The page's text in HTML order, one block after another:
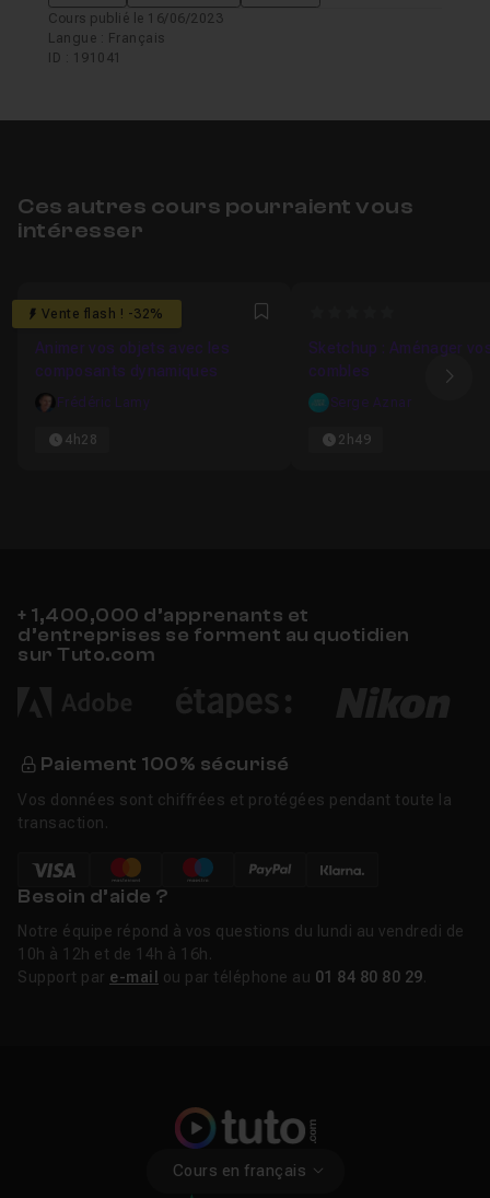
Cours publié le 16/06/2023
Langue : Français
ID : 191041
Ces autres cours pourraient vous
intéresser
Vente flash ! -32%
4.4285714285714 Favori
Animer vos objets avec les
composants dynamiques
Frédéric Lamy
4h28
Sketchup : Aménager
combles
Serge Aznar
2h49
+ 1,400,000 d’apprenants et
d’entreprises se forment au quotidien
sur Tuto.com
Paiement 100% sécurisé
Vos données sont chiffrées et protégées pendant toute la
transaction.
Besoin d’aide ?
Notre équipe répond à vos questions du lundi au vendredi de
10h à 12h et de 14h à 16h.
Support par e-mail ou par téléphone au 01 84 80 80 29
Cours en français